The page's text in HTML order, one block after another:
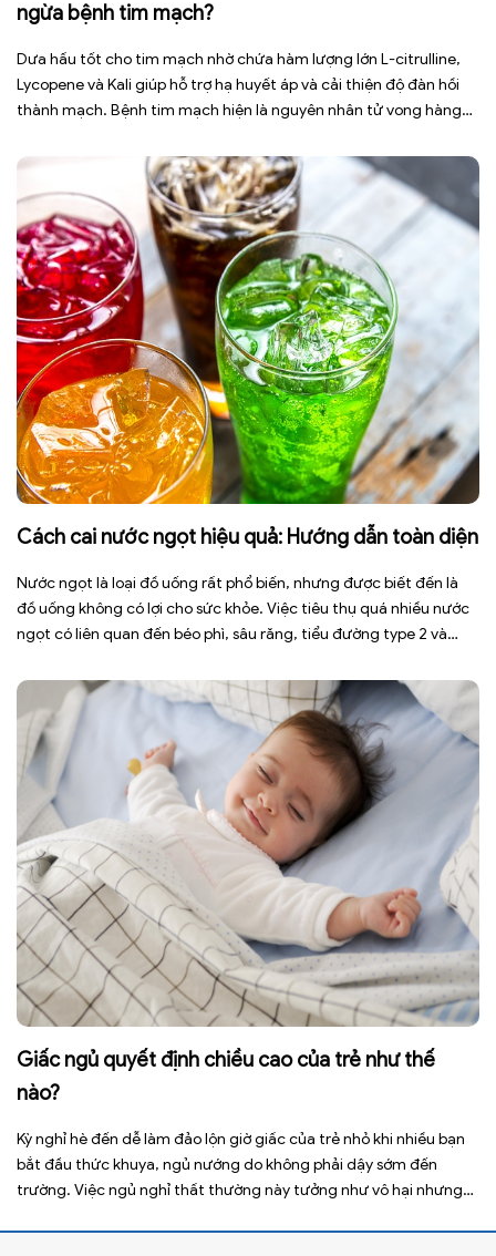
ngừa bệnh tim mạch?
Dưa hấu tốt cho tim mạch nhờ chứa hàm lượng lớn L-citrulline,
Lycopene và Kali giúp hỗ trợ hạ huyết áp và cải thiện độ đàn hồi
thành mạch. Bệnh tim mạch hiện là nguyên nhân tử vong hàng
ngày có thể […]
Cách cai nước ngọt hiệu quả: Hướng dẫn toàn diện
Nước ngọt là loại đồ uống rất phổ biến, nhưng được biết đến là
đồ uống không có lợi cho sức khỏe. Việc tiêu thụ quá nhiều nước
ngọt có liên quan đến béo phì, sâu răng, tiểu đường type 2 và
chỉ […]
Giấc ngủ quyết định chiều cao của trẻ như thế
nào?
Kỳ nghỉ hè đến dễ làm đảo lộn giờ giấc của trẻ nhỏ khi nhiều bạn
bắt đầu thức khuya, ngủ nướng do không phải dậy sớm đến
trường. Việc ngủ nghỉ thất thường này tưởng như vô hại nhưng